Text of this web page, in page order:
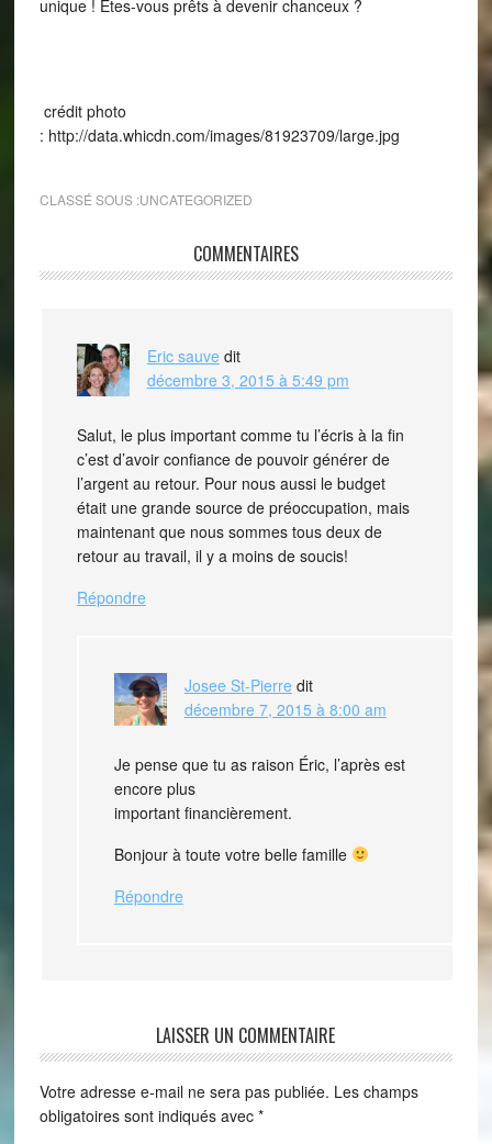
unique ! Êtes-vous prêts à devenir chanceux ?
crédit photo
: http://data.whicdn.com/images/81923709/large.jpg
CLASSÉ SOUS :UNCATEGORIZED
COMMENTAIRES
Eric sauve dit
décembre 3, 2015 à 5:49 pm
Salut, le plus important comme tu l’écris à la fin
c’est d’avoir confiance de pouvoir générer de
l’argent au retour. Pour nous aussi le budget
était une grande source de préoccupation, mais
maintenant que nous sommes tous deux de
retour au travail, il y a moins de soucis!
Répondre
Josee St-Pierre dit
décembre 7, 2015 à 8:00 am
Je pense que tu as raison Éric, l’après est
encore plus
important financièrement.
Bonjour à toute votre belle famille
Répondre
LAISSER UN COMMENTAIRE
Votre adresse e-mail ne sera pas publiée. Les champs
obligatoires sont indiqués avec *